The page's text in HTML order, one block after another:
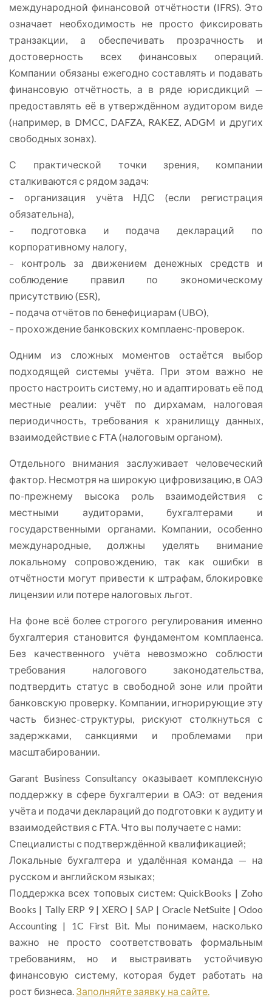
международной финансовой отчётности (IFRS). Это
означает необходимость не просто фиксировать
транзакции, а обеспечивать прозрачность и
достоверность всех финансовых операций.
Компании обязаны ежегодно составлять и подавать
финансовую отчётность, а в ряде юрисдикций —
предоставлять её в утверждённом аудитором виде
(например, в DMCC, DAFZA, RAKEZ, ADGM и других
свободных зонах).
С практической точки зрения, компании
сталкиваются с рядом задач:
– организация учёта НДС (если регистрация
обязательна),
– подготовка и подача деклараций по
корпоративному налогу,
– контроль за движением денежных средств и
соблюдение правил по экономическому
присутствию (ESR),
– подача отчётов по бенефициарам (UBO),
– прохождение банковских комплаенс-проверок.
Одним из сложных моментов остаётся выбор
подходящей системы учёта. При этом важно не
просто настроить систему, но и адаптировать её под
местные реалии: учёт по дирхамам, налоговая
периодичность, требования к хранилищу данных,
взаимодействие с FTA (налоговым органом).
Отдельного внимания заслуживает человеческий
фактор. Несмотря на широкую цифровизацию, в ОАЭ
по-прежнему высока роль взаимодействия с
местными аудиторами, бухгалтерами и
государственными органами. Компании, особенно
международные, должны уделять внимание
локальному сопровождению, так как ошибки в
отчётности могут привести к штрафам, блокировке
лицензии или потере налоговых льгот.
На фоне всё более строгого регулирования именно
бухгалтерия становится фундаментом комплаенса.
Без качественного учёта невозможно соблюсти
требования налогового законодательства,
подтвердить статус в свободной зоне или пройти
банковскую проверку. Компании, игнорирующие эту
часть бизнес-структуры, рискуют столкнуться с
задержками, санкциями и проблемами при
масштабировании.
Garant Business Consultancy оказывает комплексную
поддержку в сфере бухгалтерии в ОАЭ: от ведения
учёта и подачи деклараций до подготовки к аудиту и
взаимодействия с FTA. Что вы получаете с нами:
Специалисты с подтверждённой квалификацией;
Локальные бухгалтера и удалённая команда — на
русском и английском языках;
Поддержка всех топовых систем: QuickBooks | Zoho
Books | Tally ERP 9 | XERO | SAP | Oracle NetSuite | Odoo
Accounting | 1C First Bit. Мы понимаем, насколько
важно не просто соответствовать формальным
требованиям, но и выстраивать устойчивую
финансовую систему, которая будет работать на
рост бизнеса. Заполняйте заявку на сайте.